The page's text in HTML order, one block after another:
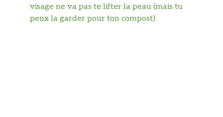
visage ne va pas te lifter la peau (mais tu
peux la garder pour ton compost)